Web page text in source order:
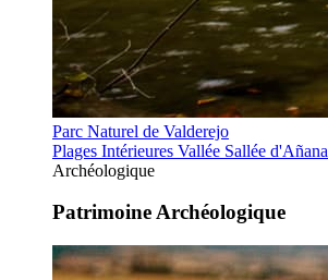
Parc Naturel de Valderejo
Plages Intérieures Vallée Sallée d'Añana
Archéologique
Patrimoine Archéologique